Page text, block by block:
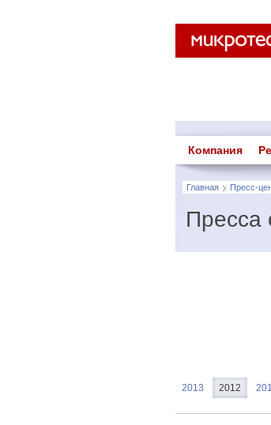
Компания
Главная Пресс-
Пресса
2013 2012